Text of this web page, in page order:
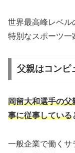
世界最高峰レベル
特別なスポーツ一
父親はコンピ
岡留大和選手の父
事に従事している
一般企業で働くサ